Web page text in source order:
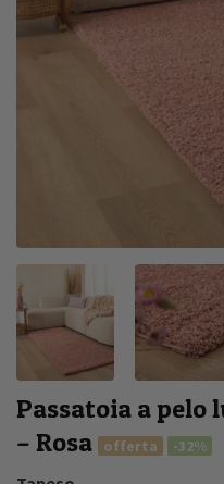
Passatoia a pelo
– Rosa
offerta -32%